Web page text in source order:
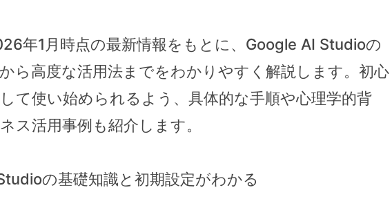
年1月時点の最新情報をもとに、Google AI Studioの
ら高度な活用法までをわかりやすく解説します。初心
て使い始められるよう、具体的な手順や心理学的背
ス活用事例も紹介します。
の基礎知識と初期設定がわかる